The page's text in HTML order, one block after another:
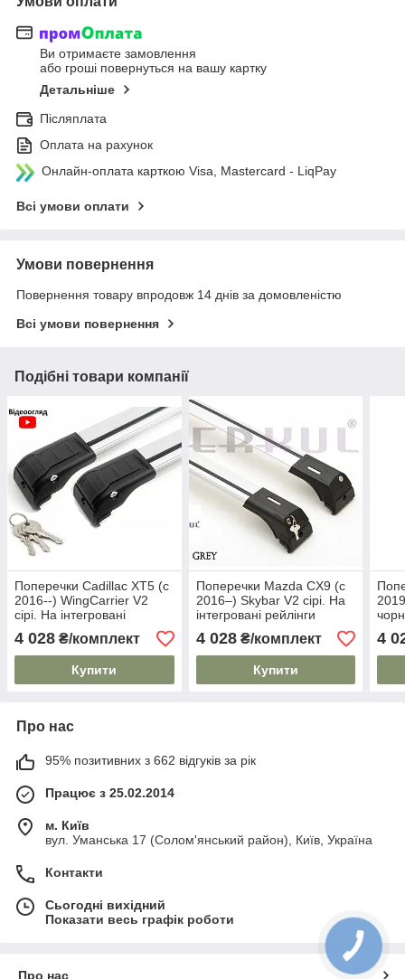
Ви отримаєте замовлення
або гроші повернуться на вашу картку
Детальніше
Післяплата
Оплата на рахунок
Онлайн-оплата карткою Visa, Mastercard - LiqPay
Всі умови оплати
Умови повернення
Повернення товару впродовж 14 днів за домовленістю
Всі умови повернення
Подібні товари компанії
Поперечки Cadillac XT5 (c
2016--) WingCarrier V2
сірі. На інтегровані
4 028 ₴/комплект
Купити
Поперечки Mazda CX9 (c
2016–) Skybar V2 сірі. На
інтегровані рейлінги
4 028₴/комплект
Купити
4
Про нас
95% позитивних з 662 відгуків за рік
Працює з 25.02.2014
м. Київ
вул. Уманська 17 (Солом'янський район), Київ, Україна
Контакти
Сьогодні вихідний
Показати весь графік роботи
Про нас